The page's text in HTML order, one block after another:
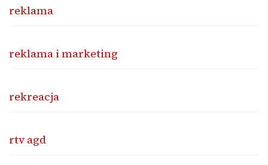
reklama
reklama i marketing
rekreacja
rtv agd